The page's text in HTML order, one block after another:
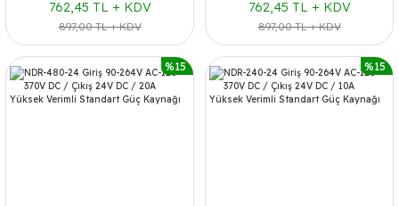
762,45 TL + KDV
897,00 TL + KDV
762,45 TL + KDV
897,00 TL + KDV
%15 %15